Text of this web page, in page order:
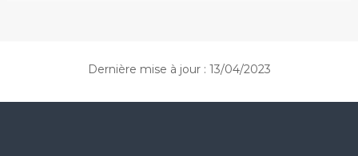
Dernière mise à jour : 13/04/2023